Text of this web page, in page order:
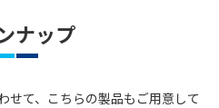
ナップ
せて、こちらの製品もご用意して